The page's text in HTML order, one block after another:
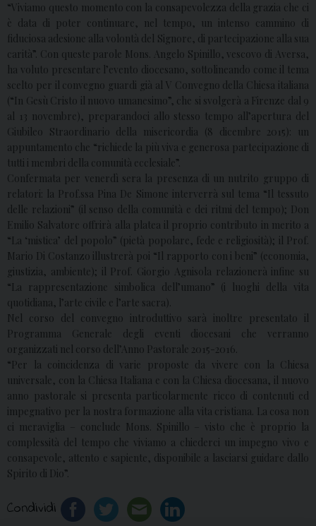
“Viviamo questo momento con la consapevolezza della grazia che ci
è data di poter continuare, nel tempo, un intenso cammino di
fiduciosa adesione alla volontà del Signore, di partecipazione alla sua
carità”. Con queste parole Mons. Angelo Spinillo, vescovo di Aversa,
ha voluto presentare l’evento diocesano, sottolineando come il tema
scelto per il convegno guardi già al V Convegno della Chiesa italiana
(“In Gesù Cristo il nuovo umanesimo”, che si svolgerà a Firenze dal 9
al 13 novembre), preparandoci allo stesso tempo all’apertura del
Giubileo Straordinario della misericordia (8 dicembre 2015): un
appuntamento che “richiede la più viva e generosa partecipazione di
tutti i membri della comunità ecclesiale”.
Confermata per venerdì sera la presenza di un nutrito gruppo di
relatori: la Prof.ssa Pina De Simone interverrà sul tema “Il tessuto
delle relazioni” (il senso della comunità e dei ritmi del tempo); Don
Emilio Salvatore offrirà alla platea il proprio contributo in merito a
“La ‘mistica’ del popolo” (pietà popolare, fede e religiosità); il Prof.
Mario Di Costanzo illustrerà poi “Il rapporto con i beni” (economia,
giustizia, ambiente); il Prof. Giorgio Agnisola relazionerà infine su
“La rappresentazione simbolica dell’umano” (i luoghi della vita
quotidiana, l’arte civile e l’arte sacra).
Nel corso del convegno introduttivo sarà inoltre presentato il
Programma Generale degli eventi diocesani che verranno
organizzati nel corso dell’Anno Pastorale 2015-2016.
“Per la coincidenza di varie proposte da vivere con la Chiesa
universale, con la Chiesa Italiana e con la Chiesa diocesana, il nuovo
anno pastorale si presenta particolarmente ricco di contenuti ed
impegnativo per la nostra formazione alla vita cristiana. La cosa non
ci meraviglia – conclude Mons. Spinillo – visto che è proprio la
complessità del tempo che viviamo a chiederci un impegno vivo e
consapevole, attento e sapiente, disponibile a lasciarsi guidare dallo
Spirito di Dio”.
Condividi